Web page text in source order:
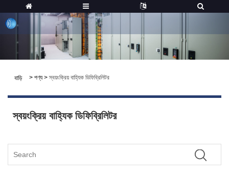
বাড়ি > পণ্য>স্বয়ংক্রিয় বাহ্যিক ডিফিব্রিলিটর
স্বয়ংক্রিয় বাহ্যিক ডিফিব্রিলিটর